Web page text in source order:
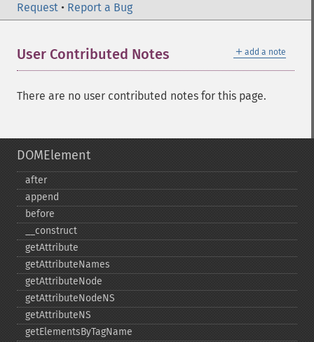
Request • Report a Bug
＋ add a note
User Contributed Notes
There are no user contributed notes for this page.
DOMElement
after
append
before
_​_​construct
getAttribute
getAttributeNames
getAttributeNode
getAttributeNodeNS
getAttributeNS
getElementsByTagName